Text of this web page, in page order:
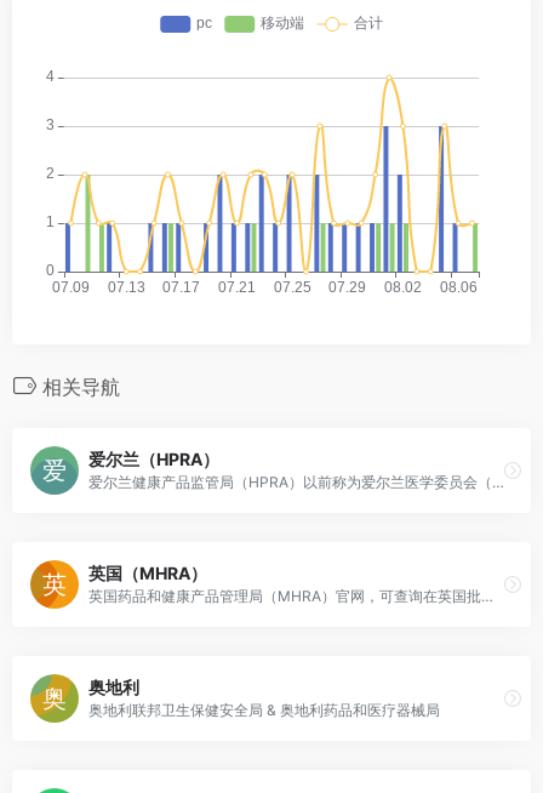
相关导航
爱尔兰（HPRA）
爱尔兰健康产品监管局（HPRA）以前称为爱尔兰医学委员会（IMB）
英国（MHRA）
英国药品和健康产品管理局（MHRA）官网，可查询在英国批准上市的全部药品。
奥地利
奥地利联邦卫生保健安全局 & 奥地利药品和医疗器械局